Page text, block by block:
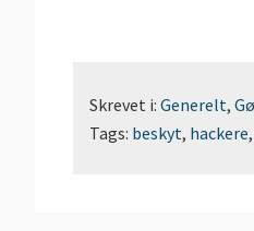
Skrevet i: Generelt,
Tags: beskyt, hackere,